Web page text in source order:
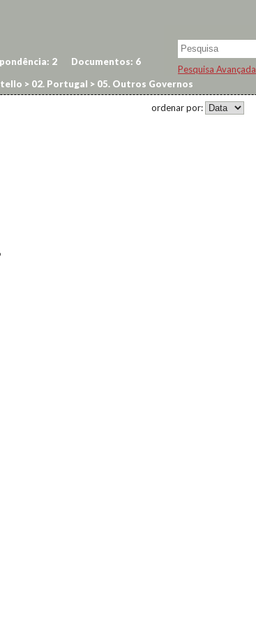
Pesquisa Avançada
2 Documentos: 6
> 02. Portugal > 05. Outros Governos
ordenar por: